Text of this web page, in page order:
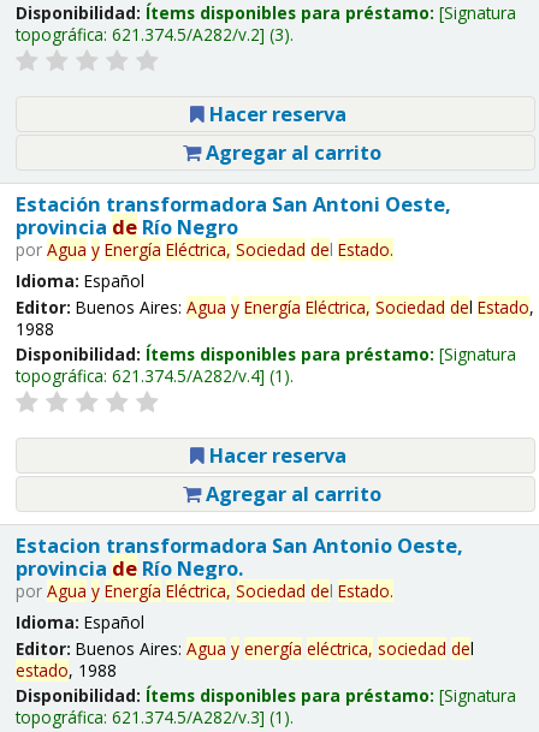
Disponibilidad: Ítems disponibles para préstamo: Signatura
topográfica: 621.374.5/A282/v.2 (3).
Hacer reserva
Agregar al carrito
Estación transformadora San Antoni Oeste,
provincia deRío Negro
por Agua y Energía Eléctrica, Sociedad del Estado.
Idioma: Español
Editor: Buenos Aires: Agua y Energía Eléctrica, Sociedad del Estado,
1988
Disponibilidad: Ítems disponibles para préstamo: Signatura
topográfica: 621.374.5/A282/v.4 (1).
Hacer reserva
Agregar al carrito
Estacion transformadora San Antonio Oeste,
provincia deRío Negro.
por Agua y Energía Eléctrica, Sociedad del Estado.
Idioma: Español
Editor: Buenos Aires: Agua y energía eléctrica, sociedad del
estado, 1988
Disponibilidad: Ítems disponibles para préstamo: Signatura
topográfica: 621.374.5/A282/v.3 (1).